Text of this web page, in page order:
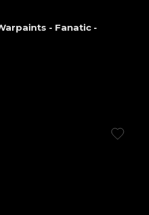
- Fanatic -